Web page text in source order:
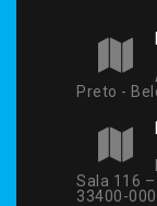
Preto -
Sala 116
33400-000